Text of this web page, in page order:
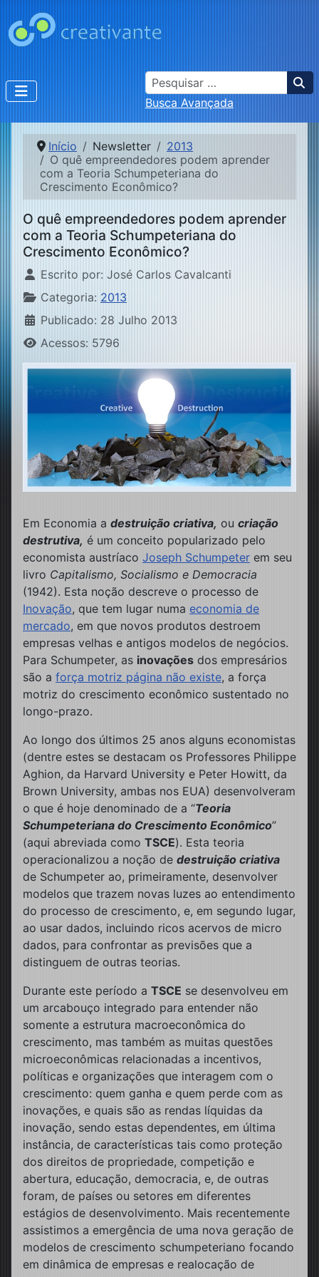
Busca
Busca Avançada
Início Newsletter
2013
O quê empreendedores podem aprender
com a Teoria Schumpeteriana do
Crescimento Econômico?
O quê empreendedores podem aprender
com a Teoria Schumpeteriana do
Crescimento Econômico?
Detalhes
Escrito por: José Carlos Cavalcanti
Categoria: 2013
Publicado: 28 Julho 2013
Acessos: 5796
Em Economia a destruição criativa, ou criação
destrutiva, é um conceito popularizado pelo
economista austríaco Joseph Schumpeter em seu
livro Capitalismo, Socialismo e Democracia
(1942). Esta noção descreve o processo de
Inovação, que tem lugar numa economia de
mercado, em que novos produtos destroem
empresas velhas e antigos modelos de negócios.
Para Schumpeter, as inovações dos empresários
são a força motriz página não existe, a força
motriz do crescimento econômico sustentado no
longo-prazo.
Ao longo dos últimos 25 anos alguns economistas
(dentre estes se destacam os Professores Philippe
Aghion, da Harvard University e Peter Howitt, da
Brown University, ambas nos EUA) desenvolveram
o que é hoje denominado de a “Teoria
Schumpeteriana do Crescimento Econômico”
(aqui abreviada como TSCE). Esta teoria
operacionalizou a noção de destruição criativa
de Schumpeter ao, primeiramente, desenvolver
modelos que trazem novas luzes ao entendimento
do processo de crescimento, e, em segundo lugar,
ao usar dados, incluindo ricos acervos de micro
dados, para confrontar as previsões que a
distinguem de outras teorias.
Durante este período a TSCE se desenvolveu em
um arcabouço integrado para entender não
somente a estrutura macroeconômica do
crescimento, mas também as muitas questões
microeconômicas relacionadas a incentivos,
políticas e organizações que interagem com o
crescimento: quem ganha e quem perde com as
inovações, e quais são as rendas líquidas da
inovação, sendo estas dependentes, em última
instância, de características tais como proteção
dos direitos de propriedade, competição e
abertura, educação, democracia, e, de outras
foram, de países ou setores em diferentes
estágios de desenvolvimento. Mais recentemente
assistimos a emergência de uma nova geração de
modelos de crescimento schumpeteriano focando
em dinâmica de empresas e realocação de